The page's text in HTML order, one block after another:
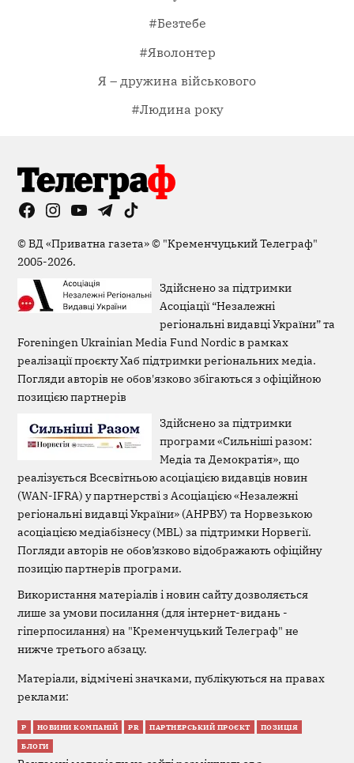
#Безтебе
#Яволонтер
Я – дружина військового
#Людина року
FacebookInstagram
YouTubeTelegramTikTok
©ВД «Приватна газета»© "Кременчуцький Телеграф"
2005-2026.
Здійснено за підтримки
Асоціації “Незалежні
регіональні видавці України” та
Foreningen Ukrainian Media Fund Nordic в рамках
реалізації проєкту Хаб підтримки регіональних медіа.
Погляди авторів не обов'язково збігаються з офіційною
позицією партнерів
Здійснено за підтримки
програми «Сильніші разом:
Медіа та Демократія», що
реалізується Всесвітньою асоціацією видавців новин
(WAN-IFRA) у партнерстві з Асоціацією «Незалежні
регіональні видавці України» (АНРВУ) та Норвезькою
асоціацією медіабізнесу (MBL) за підтримки Норвегії.
Погляди авторів не обов’язково відображають офіційну
позицію партнерів програми.
Використання матеріалів і новин сайту дозволяється
лише за умови посилання (для інтернет-видань -
гіперпосилання) на "Кременчуцький Телеграф" не
нижче третього абзацу.
Матеріали, відмічені значками, публікуються на правах
реклами:
Р НОВИНИ КОМПАНІЙ PR ПАРТНЕРСЬКИЙ ПРОЄКТ ПОЗИЦІЯ
БЛОГИ